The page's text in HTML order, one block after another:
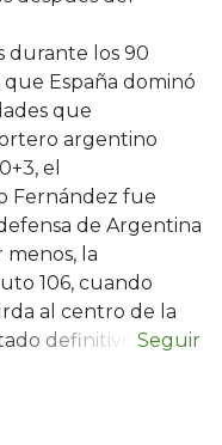
durante los 90
España dominó
que
argentino
el
Fernández fue
de Argentina
la
106, cuando
al centro de la
definitivo.